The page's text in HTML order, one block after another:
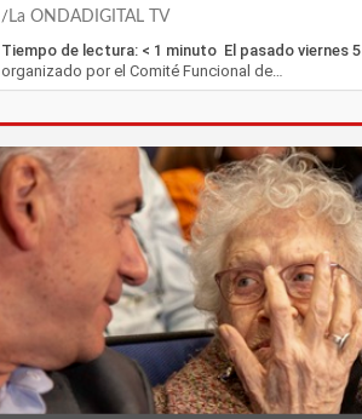
La ONDADIGITAL TV
Tiempo de lectura: < 1 minuto El pasado viernes 5
organizado por el Comité Funcional de…